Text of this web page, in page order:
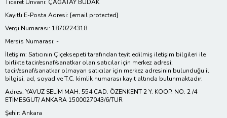
Ticaret Ünvanı: ÇAĞATAY BUDAK
Kayıtlı E-Posta Adresi: [email protected]
Vergi Numarası: 1870224318
Mersis Numarası: -
İletişim: Satıcının Çiçeksepeti tarafından teyit edilmiş iletişim bilgileri ile
birlikte tacir/esnaf/sanatkar olan satıcılar için merkez adresi;
tacir/esnaf/sanatkar olmayan satıcılar için merkez adresinin bulunduğu il
bilgisi, ad, soyad ve T.C. kimlik numarası kayıt altında bulunmaktadır.
Adres: YAVUZ SELİM MAH. 554 CAD. ÖZENKENT 2 Y. KOOP. NO: 2 /4
ETİMESGUT/ ANKARA 1500027043/6/TUR
Şehir: Ankara